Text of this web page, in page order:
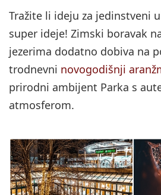
Tražite li ideju za jedinstveni
super ideje! Zimski boravak
jezerima dodatno dobiva na
trodnevni novogodišnji
prirodni ambijent Parka s
atmosferom.